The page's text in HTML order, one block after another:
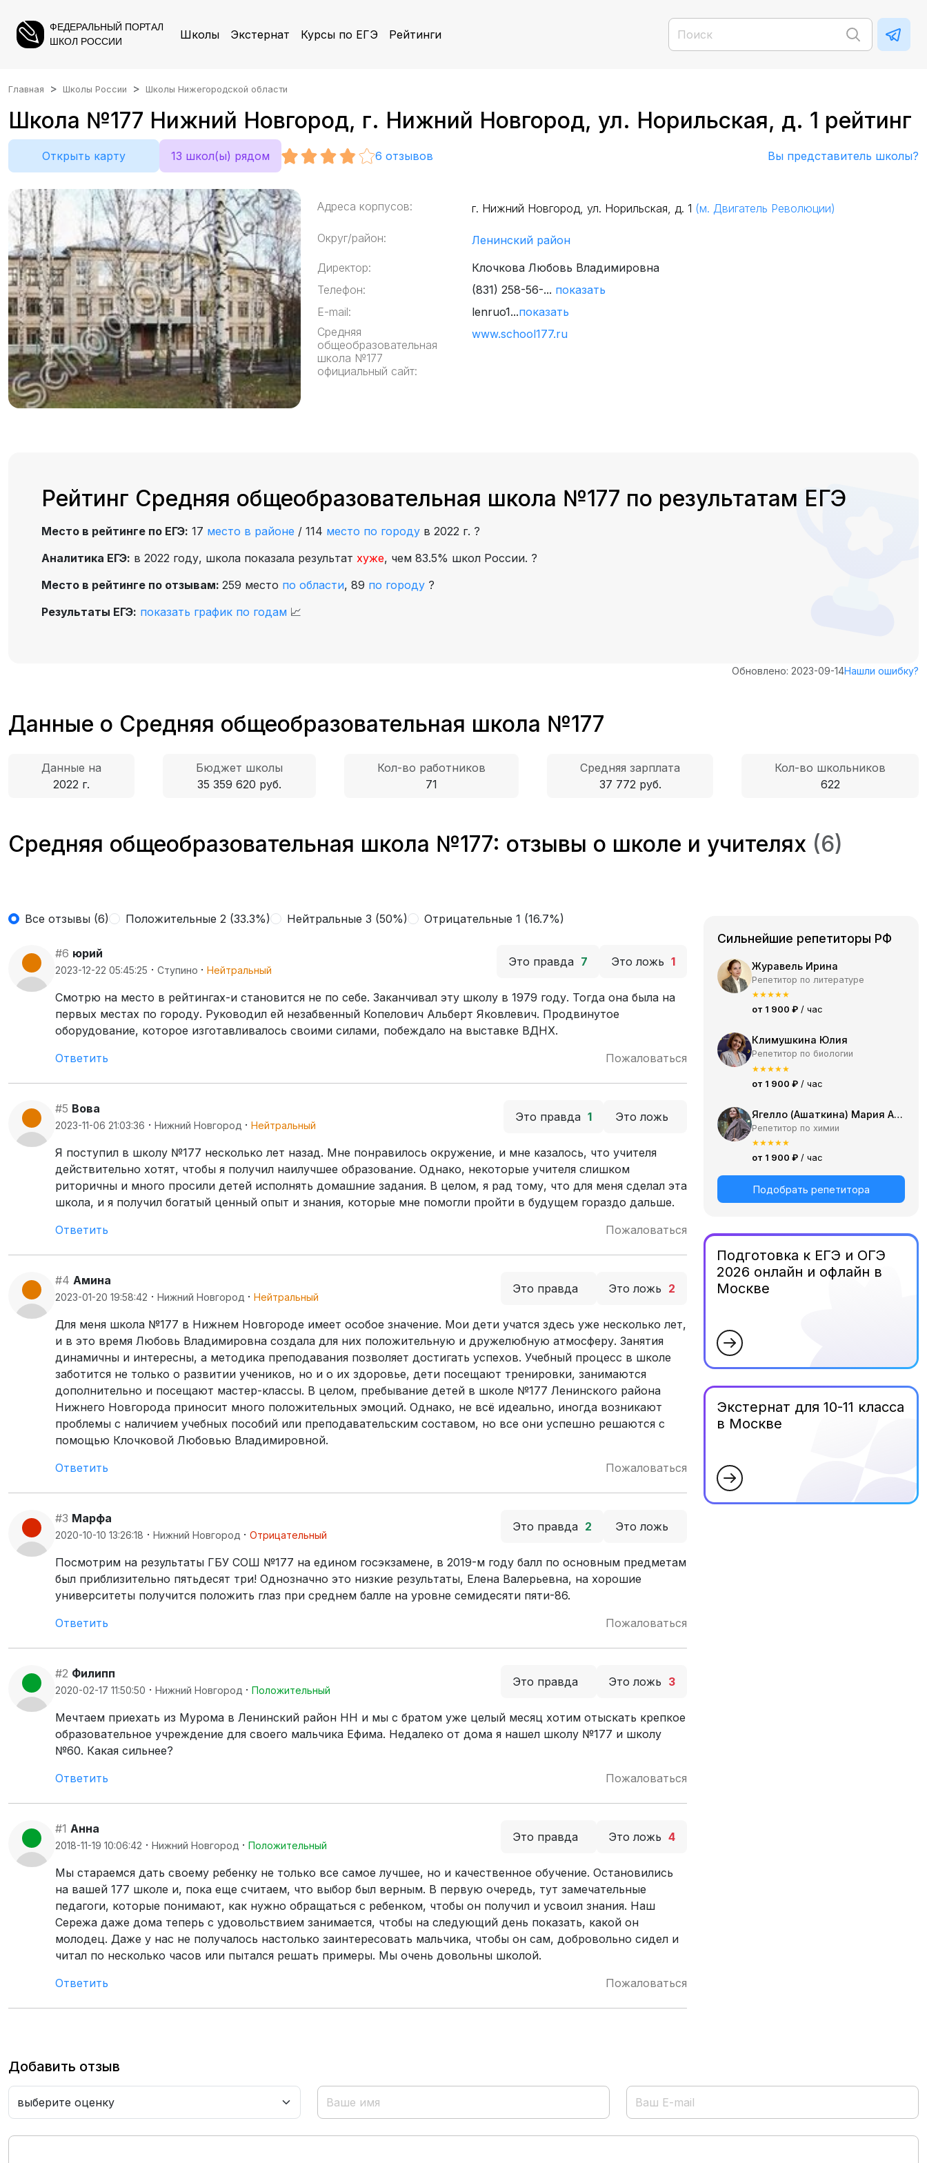
ФЕДЕРАЛЬНЫЙ ПОРТАЛ
ШКОЛ РОССИИ
Школы Экстернат Курсы по ЕГЭ Рейтинги
Главная Школы России Школы Нижегородской области
Школа №177 Нижний Новгород, г. Нижний Новгород, ул. Норильская, д. 1 рейтинг
Открыть карту 13 школ(ы) рядом 6 отзывов Вы представитель школы?
Адреса корпусов: г. Нижний Новгород, ул. Норильская, д. 1 (м. Двигатель Революции)
Округ/район:
Ленинский район
Директор:
Клочкова Любовь Владимировна
Телефон:
(831) 258-56-... показать
E-mail:
lenruo1...показать
Средняя
общеобразовательная
школа №177
официальный сайт:
www.school177.ru
Рейтинг Средняя общеобразовательная школа №177 по результатам ЕГЭ
Место в рейтинге по ЕГЭ: 17 место в районе / 114 место по городу в 2022 г. ?
Аналитика ЕГЭ: в 2022 году, школа показала результат хуже, чем 83.5% школ России. ?
Место в рейтинге по отзывам: 259 место по области, 89 по городу ?
Результаты ЕГЭ: показать график по годам 📈
Обновлено: 2023-09-14Нашли ошибку?
Данные о Средняя общеобразовательная школа №177
Данные на
2022 г.
Бюджет школы
35 359 620 руб.
Кол-во работников
71
Средняя зарплата
37 772 руб.
Кол-во школьников
622
Средняя общеобразовательная школа №177: отзывы о школе и учителях (6)
Все отзывы (6) Положительные 2 (33.3%) Нейтральные 3 (50%) Отрицательные 1 (16.7%)
#6 юрий
2023-12-22 05:45:25 · Ступино · Нейтральный
Это правда 7 Это ложь 1
Смотрю на место в рейтингах-и становится не по себе. Заканчивал эту школу в 1979 году. Тогда она была на
первых местах по городу. Руководил ей незабвенный Копелович Альберт Яковлевич. Продвинутое
оборудование, которое изготавливалось своими силами, побеждало на выставке ВДНХ.
Ответить
Пожаловаться
#5 Вова
2023-11-06 21:03:36 · Нижний Новгород · Нейтральный
Это правда 1 Это ложь
Я поступил в школу №177 несколько лет назад. Мне понравилось окружение, и мне казалось, что учителя
действительно хотят, чтобы я получил наилучшее образование. Однако, некоторые учителя слишком
риторичны и много просили детей исполнять домашние задания. В целом, я рад тому, что для меня сделал эта
школа, и я получил богатый ценный опыт и знания, которые мне помогли пройти в будущем гораздо дальше.
Ответить
Пожаловаться
#4 Амина
2023-01-20 19:58:42 · Нижний Новгород · Нейтральный
Это правда Это ложь 2
Для меня школа №177 в Нижнем Новгороде имеет особое значение. Мои дети учатся здесь уже несколько лет,
и в это время Любовь Владимировна создала для них положительную и дружелюбную атмосферу. Занятия
динамичны и интересны, а методика преподавания позволяет достигать успехов. Учебный процесс в школе
заботится не только о развитии учеников, но и о их здоровье, дети посещают тренировки, занимаются
дополнительно и посещают мастер-классы. В целом, пребывание детей в школе №177 Ленинского района
Нижнего Новгорода приносит много положительных эмоций. Однако, не всё идеально, иногда возникают
проблемы с наличием учебных пособий или преподавательским составом, но все они успешно решаются с
помощью Клочковой Любовью Владимировной.
Ответить
Пожаловаться
#3 Марфа
2020-10-10 13:26:18 · Нижний Новгород · Отрицательный
Это правда 2 Это ложь
Посмотрим на результаты ГБУ СОШ №177 на едином госэкзамене, в 2019-м году балл по основным предметам
был приблизительно пятьдесят три! Однозначно это низкие результаты, Елена Валерьевна, на хорошие
университеты получится положить глаз при среднем балле на уровне семидесяти пяти-86.
Ответить
Пожаловаться
#2 Филипп
2020-02-17 11:50:50 · Нижний Новгород · Положительный
Это правда Это ложь 3
Мечтаем приехать из Мурома в Ленинский район НН и мы с братом уже целый месяц хотим отыскать крепкое
образовательное учреждение для своего мальчика Ефима. Недалеко от дома я нашел школу №177 и школу
№60. Какая сильнее?
Ответить
Пожаловаться
#1 Анна
2018-11-19 10:06:42 · Нижний Новгород · Положительный
Это правда Это ложь 4
Мы стараемся дать своему ребенку не только все самое лучшее, но и качественное обучение. Остановились
на вашей 177 школе и, пока еще считаем, что выбор был верным. В первую очередь, тут замечательные
педагоги, которые понимают, как нужно обращаться с ребенком, чтобы он получил и усвоил знания. Наш
Сережа даже дома теперь с удовольствием занимается, чтобы на следующий день показать, какой он
молодец. Даже у нас не получалось настолько заинтересовать мальчика, чтобы он сам, добровольно сидел и
читал по несколько часов или пытался решать примеры. Мы очень довольны школой.
Ответить
Пожаловаться
Сильнейшие репетиторы РФ
Журавель Ирина
Репетитор по литературе
★★★★★
от 1 900 ₽ / час
Климушкина Юлия
Репетитор по биологии
★★★★★
от 1 900 ₽ / час
Ягелло (Ашаткина) Мария Александровна
Репетитор по химии
★★★★★
от 1 900 ₽ / час
Подобрать репетитора
Подготовка к ЕГЭ и ОГЭ
2026 онлайн и офлайн в
Москве
Экстернат для 10-11 класса
в Москве
Добавить отзыв